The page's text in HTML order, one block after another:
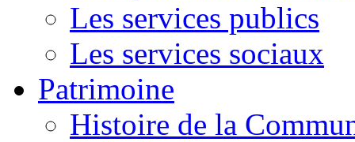
Les services publics
Les services sociaux
Patrimoine
Histoire de la